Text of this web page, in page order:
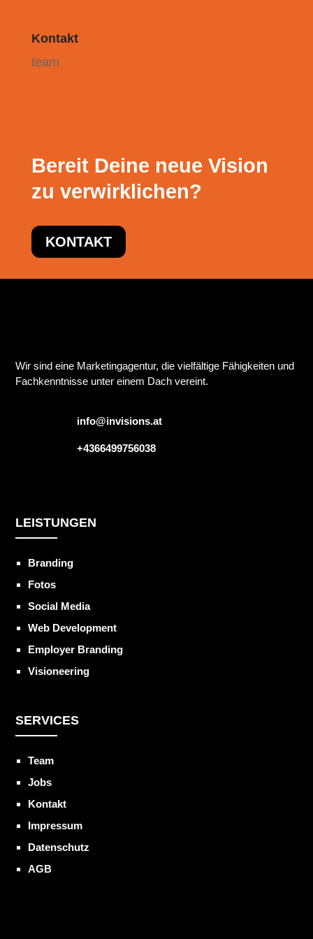
Kontakt
team
Bereit Deine neue Vision
zu verwirklichen?
KONTAKT
Wir sind eine Marketingagentur, die vielfältige Fähigkeiten und
Fachkenntnisse unter einem Dach vereint.
info@invisions.at
+4366499756038
LEISTUNGEN
Branding
Fotos
Social Media
Web Development
Employer Branding
Visioneering
SERVICES
Team
Jobs
Kontakt
Impressum
Datenschutz
AGB